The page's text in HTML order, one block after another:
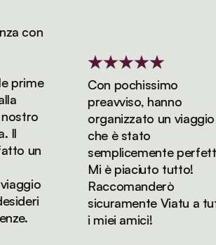
con
un
Con pochissimo
preavviso, hanno
organizzato un viaggio
che è stato
semplicemente perfetto.
Mi è piaciuto tutto!
Raccomanderò
sicuramente Viatu a tutti
i miei amici!